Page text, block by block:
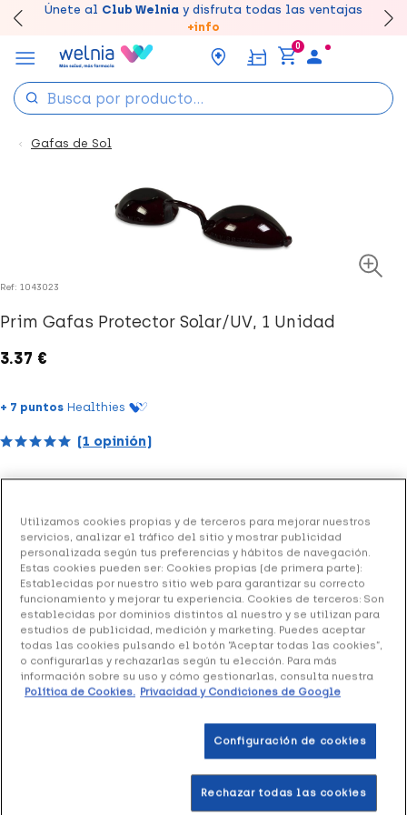
Disfruta de la entregarápida y gratuitaen farmacia
Únete al Club Welniay disfruta todas las ventajas
+info
Llévate un7% de descuentocreando tu cuentaaquí
Canjea tus puntos en tu Farmacia de Confianza,
acumúlalos online.
0
Gafas de Sol
Ref: 1043023
Prim Gafas Protector Solar/UV, 1 Unidad
3.37 €
+ 7 puntos Healthies
(1 opinión)
ojos en cabinas de bronceado con rayos UVA o UVB o al
tomar el sol.
Formato 1 Unidad
Añadir a la Wishlist
Utilizamos cookies propias y de terceros para mejorar nuestros
servicios, analizar el tráfico del sitio y mostrar publicidad
personalizada según tus preferencias y hábitos de navegación.
Estas cookies pueden ser: Cookies propias (de primera parte):
Establecidas por nuestro sitio web para garantizar su correcto
funcionamiento y mejorar tu experiencia. Cookies de terceros: Son
establecidas por dominios distintos al nuestro y se utilizan para
estudios de publicidad, medición y marketing. Puedes aceptar
todas las cookies pulsando el botón “Aceptar todas las cookies”,
o configurarlas y rechazarlas según tu elección. Para más
información sobre su uso y cómo gestionarlas, consulta nuestra
Política de Cookies. Privacidad y Condiciones de Google
Configuración de cookies
Rechazar todas las cookies